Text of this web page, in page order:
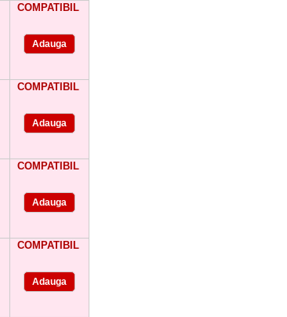
COMPATIBIL
COMPATIBIL
COMPATIBIL
COMPATIBIL